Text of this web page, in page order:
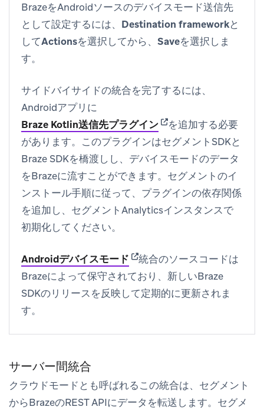
BrazeをAndroidソースのデバイスモード送信先
として設定するには、 Destination frameworkと
してActionsを選択してから、 Saveを選択しま
す。
サイドバイサイドの統合を完了するには、
Androidアプリに
Braze Kotlin送信先プラグイン(opens in new tab)
を追加する必要
があります。このプラグインはセグメントSDKと
Braze SDKを橋渡しし、デバイスモードのデータ
をBrazeに流すことができます。セグメントのイ
ンストール手順に従って、プラグインの依存関係
を追加し、セグメントAnalyticsインスタンスで
初期化してください。
Androidデバイスモード (opens in new tab)
統合のソースコードは
Brazeによって保守されており、新しいBraze
SDKのリリースを反映して定期的に更新されま
す。
サーバー間統合
クラウドモードとも呼ばれるこの統合は、セグメント
からBrazeのREST APIにデータを転送します。セグメ